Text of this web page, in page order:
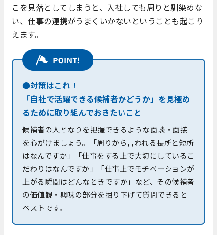
こを見落としてしまうと、入社しても周りと馴染めな
い、仕事の連携がうまくいかないということも起こり
えます。
●対策はこれ！
「自社で活躍できる候補者かどうか」を見極め
るために取り組んでおきたいこと
候補者の人となりを把握できるような面談・面接
を心がけましょう。「周りから言われる長所と短所
はなんですか」「仕事をする上で大切にしているこ
だわりはなんですか」「仕事上でモチベーションが
上がる瞬間はどんなときですか」など、その候補者
の価値観・興味の部分を掘り下げて質問できると
ベストです。